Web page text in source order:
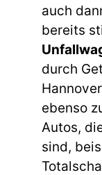
auch
bereits
durch
ebenso
Autos,
sind,